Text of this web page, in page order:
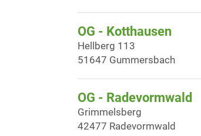
OG - Kotthausen
Hellberg 113
51647 Gummersbach
OG - Radevormwald
Grimmelsberg
42477 Radevormwald